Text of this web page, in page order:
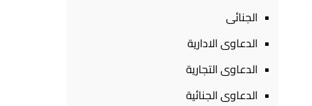
الجنائى
الدعاوى الادارية
الدعاوى التجارية
الدعاوى الجنائية